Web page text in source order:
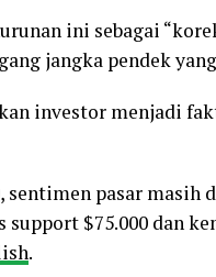
ini sebagai
jangka pendek
investor menjadi
sentimen pasar masih
$75.000 dan
.